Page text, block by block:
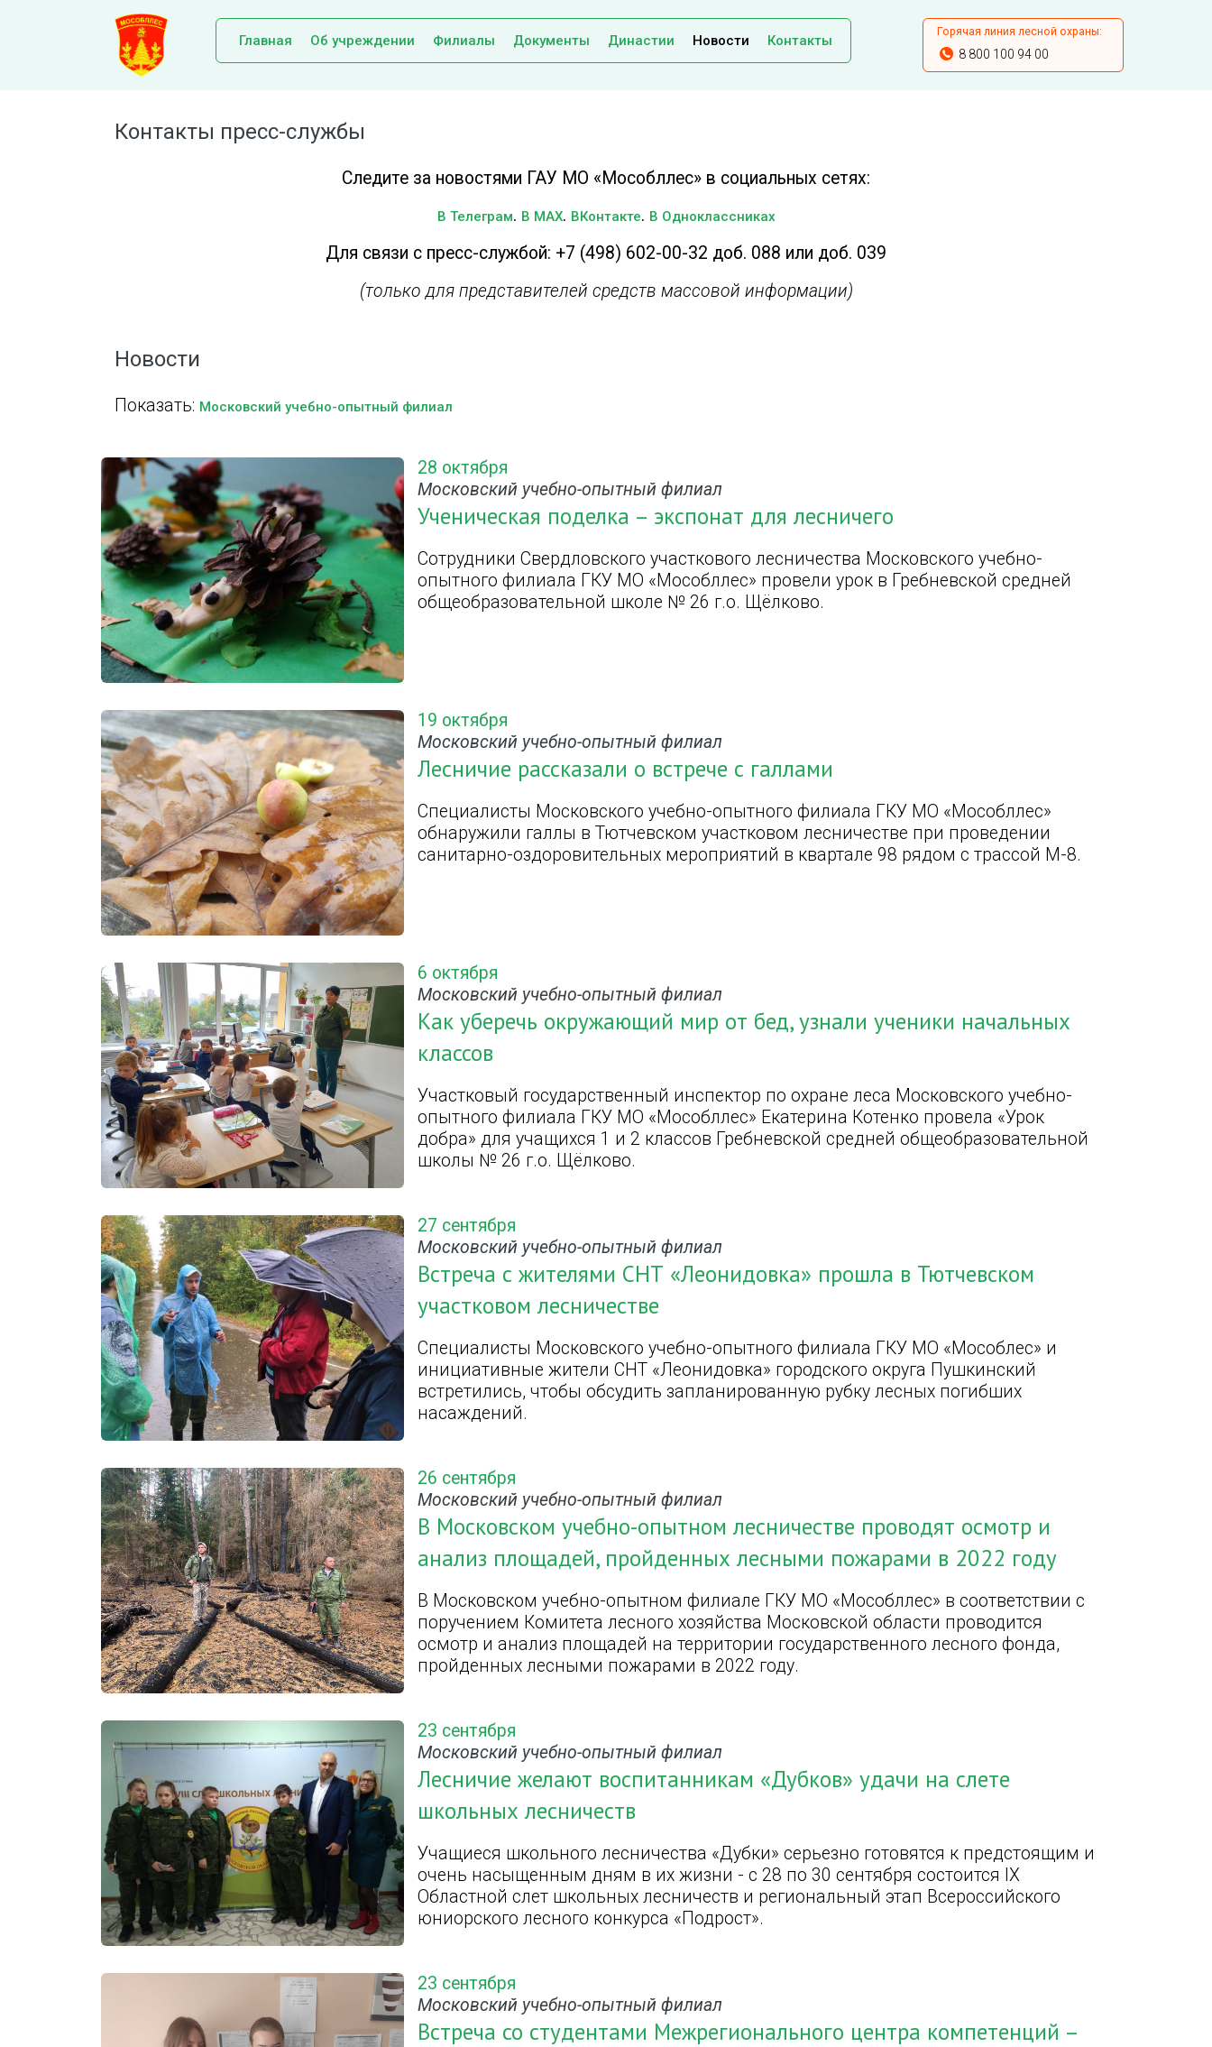
Главная Об учреждении Филиалы Документы Династии Новости Контакты
Горячая линия лесной охраны:
8 800 100 94 00
Контакты пресс-службы
Следите за новостями ГАУ МО «Мособллес» в социальных сетях:
В Телеграм. В MAX. ВКонтакте. В Одноклассниках
Для связи с пресс-службой: +7 (498) 602-00-32 доб. 088 или доб. 039
(только для представителей средств массовой информации)
Новости
Показать: Московский учебно-опытный филиал
28 октября
Московский учебно-опытный филиал
Ученическая поделка – экспонат для лесничего
Сотрудники Свердловского участкового лесничества Московского учебно-
опытного филиала ГКУ МО «Мособллес» провели урок в Гребневской средней
общеобразовательной школе № 26 г.о. Щёлково.
19 октября
Московский учебно-опытный филиал
Лесничие рассказали о встрече с галлами
Специалисты Московского учебно-опытного филиала ГКУ МО «Мособллес»
обнаружили галлы в Тютчевском участковом лесничестве при проведении
санитарно-оздоровительных мероприятий в квартале 98 рядом с трассой М-8.
6 октября
Московский учебно-опытный филиал
Как уберечь окружающий мир от бед, узнали ученики начальных
классов
Участковый государственный инспектор по охране леса Московского учебно-
опытного филиала ГКУ МО «Мособллес» Екатерина Котенко провела «Урок
добра» для учащихся 1 и 2 классов Гребневской средней общеобразовательной
школы № 26 г.о. Щёлково.
27 сентября
Московский учебно-опытный филиал
Встреча с жителями СНТ «Леонидовка» прошла в Тютчевском
участковом лесничестве
Специалисты Московского учебно-опытного филиала ГКУ МО «Мособлес» и
инициативные жители СНТ «Леонидовка» городского округа Пушкинский
встретились, чтобы обсудить запланированную рубку лесных погибших
насаждений.
26 сентября
Московский учебно-опытный филиал
В Московском учебно-опытном лесничестве проводят осмотр и
анализ площадей, пройденных лесными пожарами в 2022 году
В Московском учебно-опытном филиале ГКУ МО «Мособллес» в соответствии с
поручением Комитета лесного хозяйства Московской области проводится
осмотр и анализ площадей на территории государственного лесного фонда,
пройденных лесными пожарами в 2022 году.
23 сентября
Московский учебно-опытный филиал
Лесничие желают воспитанникам «Дубков» удачи на слете
школьных лесничеств
Учащиеся школьного лесничества «Дубки» серьезно готовятся к предстоящим и
очень насыщенным дням в их жизни - с 28 по 30 сентября состоится IX
Областной слет школьных лесничеств и региональный этап Всероссийского
юниорского лесного конкурса «Подрост».
23 сентября
Московский учебно-опытный филиал
Встреча со студентами Межрегионального центра компетенций –